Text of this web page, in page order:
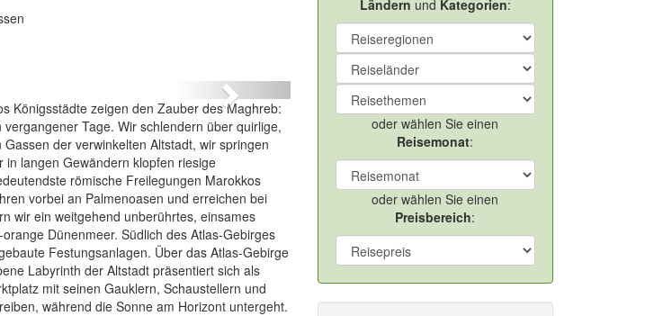
Next
Königsstädte zeigen den Zauber des Maghreb:
Tage. Wir schlendern über quirlige,
der verwinkelten Altstadt, wir springen
langen Gewändern klopfen riesige
römische Freilegungen Marokkos
vorbei an Palmenoasen und erreichen bei
wir ein weitgehend unberührtes, einsames
Dünenmeer. Südlich des Atlas-Gebirges
Festungsanlagen. Über das Atlas-Gebirge
Labyrinth der Altstadt präsentiert sich als
mit seinen Gauklern, Schaustellern und
während die Sonne am Horizont untergeht.
Ländern und Kategorien:
oder wählen Sie einen
Reisemonat:
oder wählen Sie einen
Preisbereich: